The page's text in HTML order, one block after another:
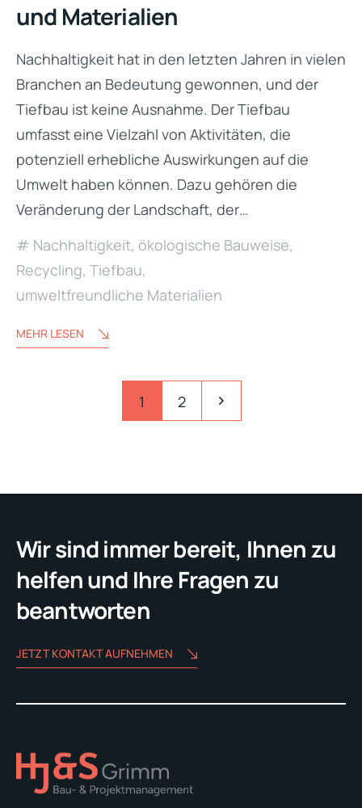
und Materialien
Nachhaltigkeit hat in den letzten Jahren in vielen
Branchen an Bedeutung gewonnen, und der
Tiefbau ist keine Ausnahme. Der Tiefbau
umfasst eine Vielzahl von Aktivitäten, die
potenziell erhebliche Auswirkungen auf die
Umwelt haben können. Dazu gehören die
Veränderung der Landschaft, der…
Nachhaltigkeit, ökologische Bauweise,
Recycling, Tiefbau,
umweltfreundliche Materialien
MEHR LESEN
Seitennummerierung
1 2
Wir sind immer bereit, Ihnen zu
helfen und Ihre Fragen zu
beantworten
JETZT KONTAKT AUFNEHMEN